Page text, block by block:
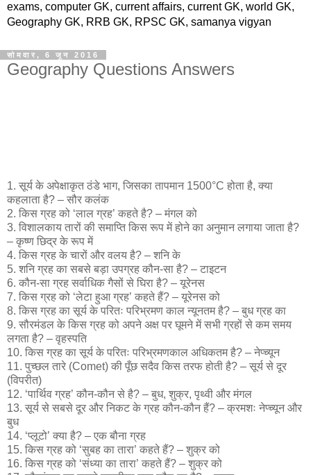
exams, computer GK, current affairs, current GK, world GK,
Geography GK, RRB GK, RPSC GK, samanya vigyan
सोमवार, 6 जून 2016
Geography Questions Answers
1. सूर्य के अपेक्षाकृत ठंडे भाग, जिसका तापमान 1500°C होता है, क्या
कहलाता है? – सौर कलंक
2. किस ग्रह को ‘लाल ग्रह’ कहते है? – मंगल को
3. विशालकाय तारों की समाप्ति किस रूप में होने का अनुमान लगाया जाता है?
– कृष्ण छिद्र के रूप में
4. किस ग्रह के चारों और वलय है? – शनि के
5. शनि ग्रह का सबसे बड़ा उपग्रह कौन-सा है? – टाइटन
6. कौन-सा ग्रह सर्वाधिक गैसों से घिरा है? – यूरेनस
7. किस ग्रह को ‘लेटा हुआ ग्रह’ कहते हैं? – यूरेनस को
8. किस ग्रह का सूर्य के परितः परिभ्रमण काल न्यूनतम है? – बुध ग्रह का
9. सौरमंडल के किस ग्रह को अपने अक्ष पर घूमने में सभी ग्रहों से कम समय
लगता है? – वृहस्पति
10. किस ग्रह का सूर्य के परितः परिभ्रमणकाल अधिकतम है? – नेप्च्यून
11. पुच्छल तारे (Comet) की पूँछ सदैव किस तरफ होती है? – सूर्य से दूर
(विपरीत)
12. ‘पार्थिव ग्रह’ कौन-कौन से है? – बुध, शुक्र, पृथ्वी और मंगल
13. सूर्य से सबसे दूर और निकट के ग्रह कौन-कौन हैं? – क्रमशः नेप्च्यून और
बुध
14. ‘प्लूटो’ क्या है? – एक बौना ग्रह
15. किस ग्रह को ‘सुबह का तारा’ कहते हैं? – शुक्र को
16. किस ग्रह को ‘संध्या का तारा’ कहते हैं? – शुक्र को